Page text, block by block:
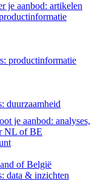
je aanbod: artikelen
productinformatie
duurzaamheid
je aanbod: analyses,
NL of BE
of België
data & inzichten